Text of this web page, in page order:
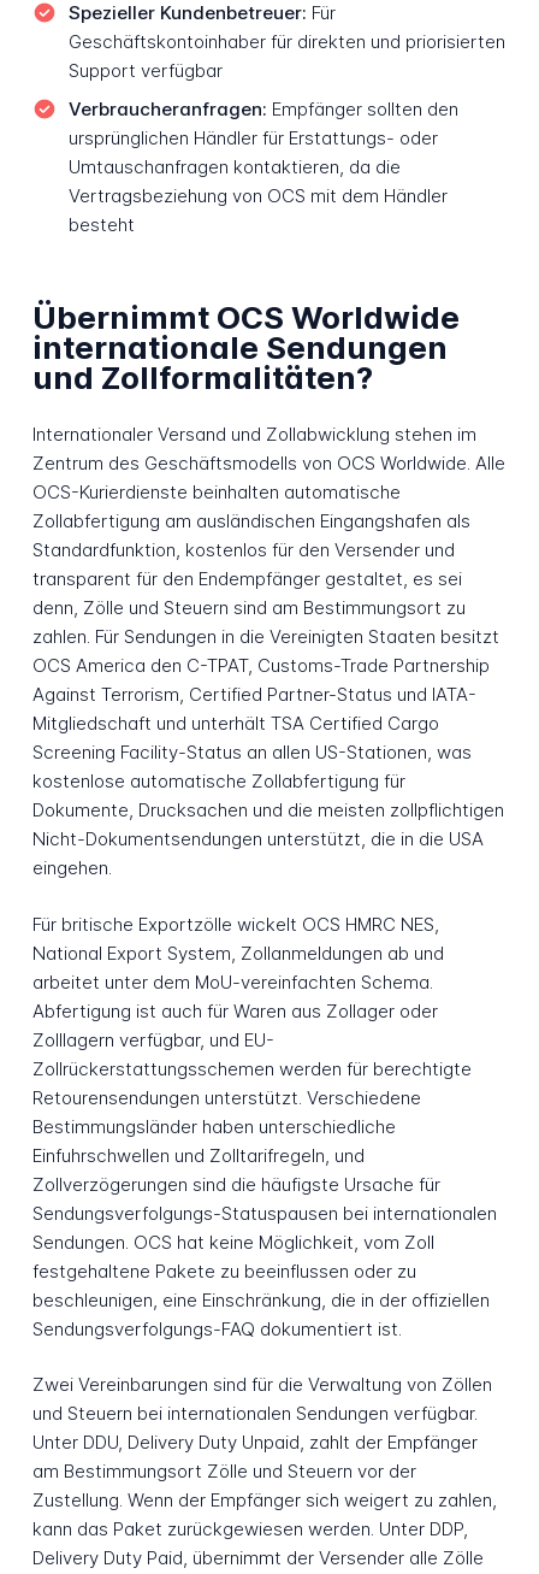
Spezieller Kundenbetreuer: Für
Geschäftskontoinhaber für direkten und priorisierten
Support verfügbar
Verbraucheranfragen: Empfänger sollten den
ursprünglichen Händler für Erstattungs- oder
Umtauschanfragen kontaktieren, da die
Vertragsbeziehung von OCS mit dem Händler
besteht
Übernimmt OCS Worldwide
internationale Sendungen
und Zollformalitäten?
Internationaler Versand und Zollabwicklung stehen im
Zentrum des Geschäftsmodells von OCS Worldwide. Alle
OCS-Kurierdienste beinhalten automatische
Zollabfertigung am ausländischen Eingangshafen als
Standardfunktion, kostenlos für den Versender und
transparent für den Endempfänger gestaltet, es sei
denn, Zölle und Steuern sind am Bestimmungsort zu
zahlen. Für Sendungen in die Vereinigten Staaten besitzt
OCS America den C-TPAT, Customs-Trade Partnership
Against Terrorism, Certified Partner-Status und IATA-
Mitgliedschaft und unterhält TSA Certified Cargo
Screening Facility-Status an allen US-Stationen, was
kostenlose automatische Zollabfertigung für
Dokumente, Drucksachen und die meisten zollpflichtigen
Nicht-Dokumentsendungen unterstützt, die in die USA
eingehen.
Für britische Exportzölle wickelt OCS HMRC NES,
National Export System, Zollanmeldungen ab und
arbeitet unter dem MoU-vereinfachten Schema.
Abfertigung ist auch für Waren aus Zollager oder
Zolllagern verfügbar, und EU-
Zollrückerstattungsschemen werden für berechtigte
Retourensendungen unterstützt. Verschiedene
Bestimmungsländer haben unterschiedliche
Einfuhrschwellen und Zolltarifregeln, und
Zollverzögerungen sind die häufigste Ursache für
Sendungsverfolgungs-Statuspausen bei internationalen
Sendungen. OCS hat keine Möglichkeit, vom Zoll
festgehaltene Pakete zu beeinflussen oder zu
beschleunigen, eine Einschränkung, die in der offiziellen
Sendungsverfolgungs-FAQ dokumentiert ist.
Zwei Vereinbarungen sind für die Verwaltung von Zöllen
und Steuern bei internationalen Sendungen verfügbar.
Unter DDU, Delivery Duty Unpaid, zahlt der Empfänger
am Bestimmungsort Zölle und Steuern vor der
Zustellung. Wenn der Empfänger sich weigert zu zahlen,
kann das Paket zurückgewiesen werden. Unter DDP,
Delivery Duty Paid, übernimmt der Versender alle Zölle